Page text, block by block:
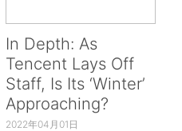
In Depth: As
Tencent Lays Off
Staff, Is Its ‘Winter’
Approaching?
2022年04月01日